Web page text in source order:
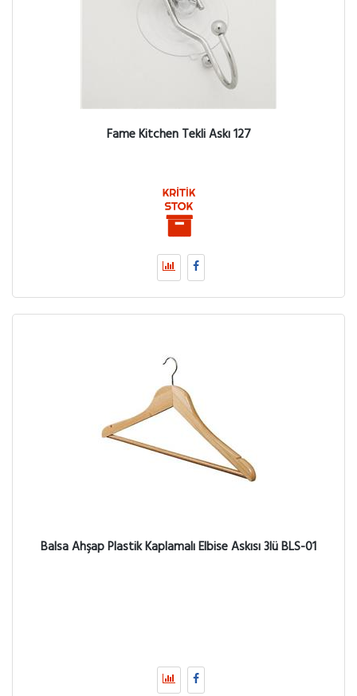
Fame Kitchen Tekli Askı 127
Balsa Ahşap Plastik Kaplamalı Elbise Askısı 3lü BLS-01